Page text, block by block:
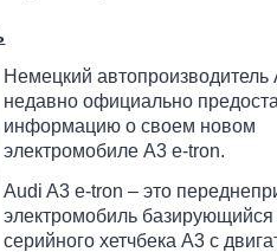
Немецкий автопроизводитель
недавно официально
информацию о своем новом
электромобиле A3 e-tron.
Audi A3 e-tron – это
электромобиль
серийного хетчбека A3 с